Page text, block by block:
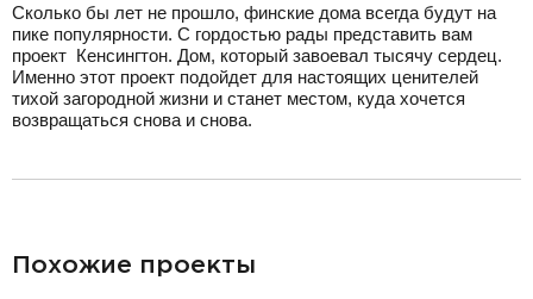
Сколько бы лет не прошло, финские дома всегда будут на
пике популярности. С гордостью рады представить вам
проект Кенсингтон. Дом, который завоевал тысячу сердец.
Именно этот проект подойдет для настоящих ценителей
тихой загородной жизни и станет местом, куда хочется
возвращаться снова и снова.
Похожие проекты